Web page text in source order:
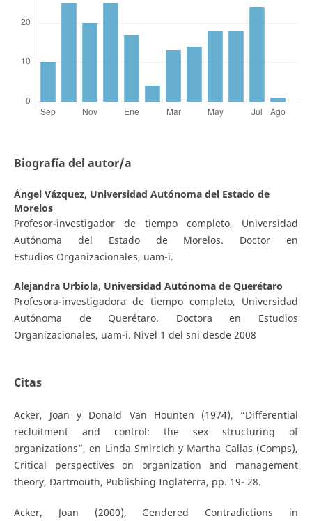
Biografía del autor/a
Ángel Vázquez, Universidad Autónoma del Estado de
Morelos
Profesor-investigador de tiempo completo, Universidad
Autónoma del Estado de Morelos. Doctor en
Estudios Organizacionales, uam-i.
Alejandra Urbiola, Universidad Autónoma de Querétaro
Profesora-investigadora de tiempo completo, Universidad
Autónoma de Querétaro. Doctora en Estudios
Organizacionales, uam-i. Nivel 1 del sni desde 2008
Citas
Acker, Joan y Donald Van Hounten (1974), “Differential
recluitment and control: the sex structuring of
organizations”, en Linda Smircich y Martha Callas (Comps),
Critical perspectives on organization and management
theory, Dartmouth, Publishing Inglaterra, pp. 19- 28.
Acker, Joan (2000), Gendered Contradictions in